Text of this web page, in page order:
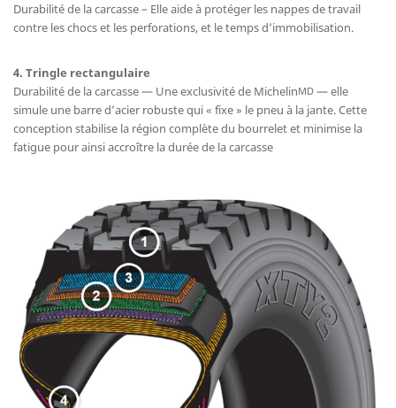
Durabilité de la carcasse – Elle aide à protéger les nappes de travail
contre les chocs et les perforations, et le temps d’immobilisation.
4. Tringle rectangulaire
Durabilité de la carcasse — Une exclusivité de MichelinMD — elle
simule une barre d’acier robuste qui « fixe » le pneu à la jante. Cette
conception stabilise la région complète du bourrelet et minimise la
fatigue pour ainsi accroître la durée de la carcasse